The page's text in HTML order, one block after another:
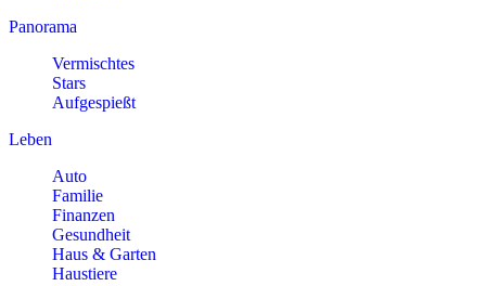
Panorama
Vermischtes
Stars
Aufgespießt
Leben
Auto
Familie
Finanzen
Gesundheit
Haus & Garten
Haustiere